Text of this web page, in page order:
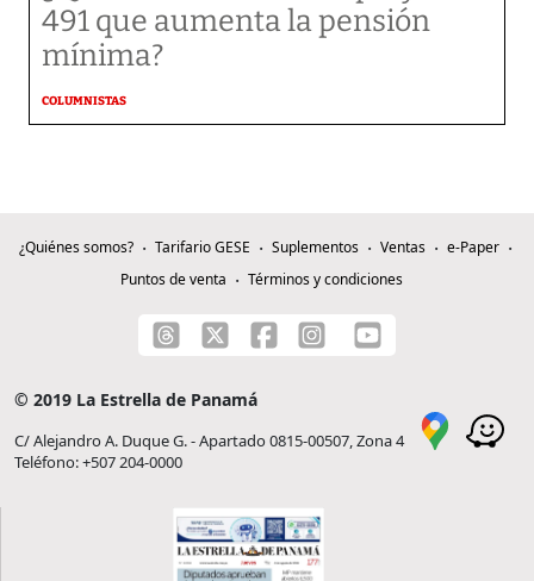
491 que aumenta la pensión
mínima?
COLUMNISTAS
¿Quiénes somos? Tarifario GESE Suplementos Ventas
e-Paper
Puntos de venta
Términos y condiciones
© 2019 La Estrella de Panamá
C/ Alejandro A. Duque G. - Apartado 0815-00507, Zona 4
Teléfono: +507 204-0000